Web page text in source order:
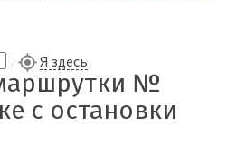
Я здесь
№
с остановки